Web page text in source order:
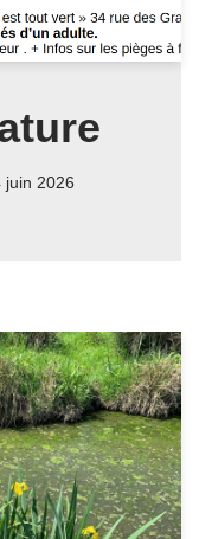
juin 2026